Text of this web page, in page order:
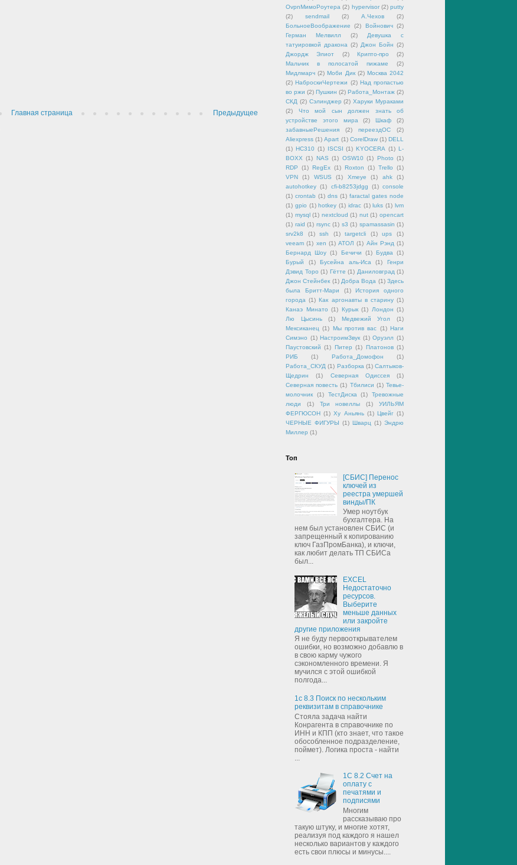
Предыдущее
Главная страница
OvpnМимоРоутера (2) hypervisor (2) putty
(2)
sendmail (2) А.Чехов
(2)
БольноеВоображение
(2) Войнович (2)
Герман Мелвилл
(2)
Девушка с
татуировкой дракона (2) Джон Бойн (2)
Джордж Элиот
(2) Крипто-про
(2)
Мальчик в полосатой пижаме
(2)
Мидлмарч (2) Моби Дик (2) Москва 2042
(2) НаброскиЧертежи (2) Над пропастью
во ржи (2) Пушкин (2) Работа_Монтаж (2)
СКД (2) Сэлинджер (2) Харуки Мураками
(2)
Что мой сын должен знать об
устройстве этого мира
(2) Шкаф
(2)
забавныеРешения
(2) переездОС
(2)
Aliexpress (1) Apart (1) CorelDraw (1) DELL
(1) HC310 (1) ISCSI (1) KYOCERA (1) L-
BOXX (1) NAS (1) OSW10 (1) Photo (1)
RDP
(1) RegEx (1) Roxton (1) Trello
(1)
VPN
(1) WSUS (1) Xmeye (1) ahk
(1)
autohotkey (1) cfi-b8253jdgg (1) console
(1) crontab (1) dns (1) faractal gates node
(1) gpio (1) hotkey (1) idrac (1) luks (1) lvm
(1) mysql (1) nextcloud (1) nut (1) opencart
(1) raid (1) rsync (1) s3 (1) spamassasin (1)
srv2k8
(1) ssh (1) targetcli (1) ups
(1)
veeam (1) xen (1) АТОЛ (1) Айн Рэнд (1)
Бернард Шоу (1) Бечичи (1) Будва (1)
Бурый
(1) Бусейна аль-Иса (1)
Генри
Дэвид Торо (1) Гётте (1) Даниловград (1)
Джон Стейнбек (1) Добра Вода (1) Здесь
была Бритт-Мари
(1)
История одного
города (1) Как аргонавты в старину (1)
Канаэ Минато (1) Курык (1) Лондон (1)
Лю Цысинь
(1) Медвежий Угол
(1)
Мексиканец (1) Мы против вас (1) Наги
Симэно (1) НастроимЗвук (1) Оруэлл (1)
Паустовский (1) Питер (1) Платонов (1)
РИБ
(1) Работа_Домофон
(1)
Работа_СКУД (1) Разборка (1) Салтыков-
Щедрин
(1) Северная Одиссея
(1)
Северная повесть (1) Тбилиси (1) Тевье-
молочник
(1) ТестДиска (1)
Тревожные
люди
(1) Три новеллы (1)
УИЛЬЯМ
ФЕРГЮСОН (1) Ху Аньянь (1) Цвейг (1)
ЧЕРНЫЕ ФИГУРЫ
(1) Шварц (1) Эндрю
Миллер (1)
Топ
[СБИС] Перенос
ключей из
реестра умершей
винды/ПК
Умер ноутбук
бухгалтера. На
нем был установлен СБИС (и
запрещенный к копированию
ключ ГазПромБанка), и ключи,
как любит делать ТП СБИСа
был...
EXCEL
Недостаточно
ресурсов.
Выберите
меньше данных
или закройте
другие приложения
Я не буду первооткрывателем
ошибки, но возможно добавлю в
в свою карму чужого
сэкономленного времени. Я
мучился с этой ошибкой
полгода...
1с 8.3 Поиск по нескольким
реквизитам в справочнике
Стояла задача найти
Конрагента в справочнике по
ИНН и КПП (кто знает, что такое
обособленное подразделение,
поймет). Логика проста - найти
1С 8.2 Счет на
оплату с
печатями и
подписями
Многим
рассказываю про
такую штуку, и многие хотят,
реализуя под каждого я нашел
несколько вариантов у каждого
есть свои плюсы и минусы....